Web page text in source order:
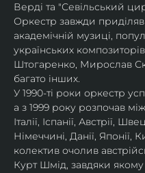
Верді та "Севільський
Оркестр завжди приділяв
академічній музиці,
українських
Штогаренко, Мирослав
багато інших.
У 1990-ті роки оркестр
а з 1999 року розпочав
Італії, Іспанії, Австрії,
Німеччині, Данії, Японії,
колектив очолив
Курт Шмід, завдяки